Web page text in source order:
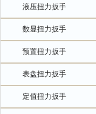
液压扭力扳手
数显扭力扳手
预置扭力扳手
表盘扭力扳手
定值扭力扳手